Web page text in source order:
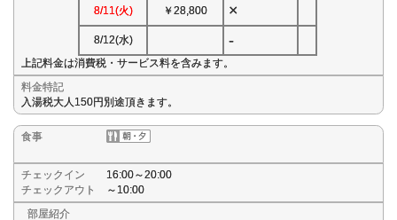
8/11(火) ￥28,800 ×
8/12(水) -
上記料金は消費税・サービス料を含みます。
料金特記
入湯税大人150円別途頂きます。
食事
チェックイン
16:00～20:00
チェックアウト
～10:00
部屋紹介